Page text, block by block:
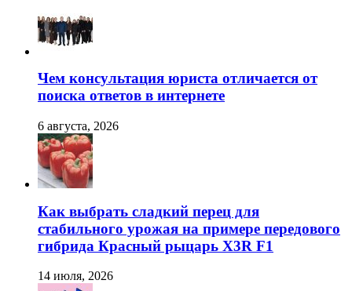
Чем консультация юриста отличается от
поиска ответов в интернете
6 августа, 2026
Как выбрать сладкий перец для
стабильного урожая на примере передового
гибрида Красный рыцарь X3R F1
14 июля, 2026